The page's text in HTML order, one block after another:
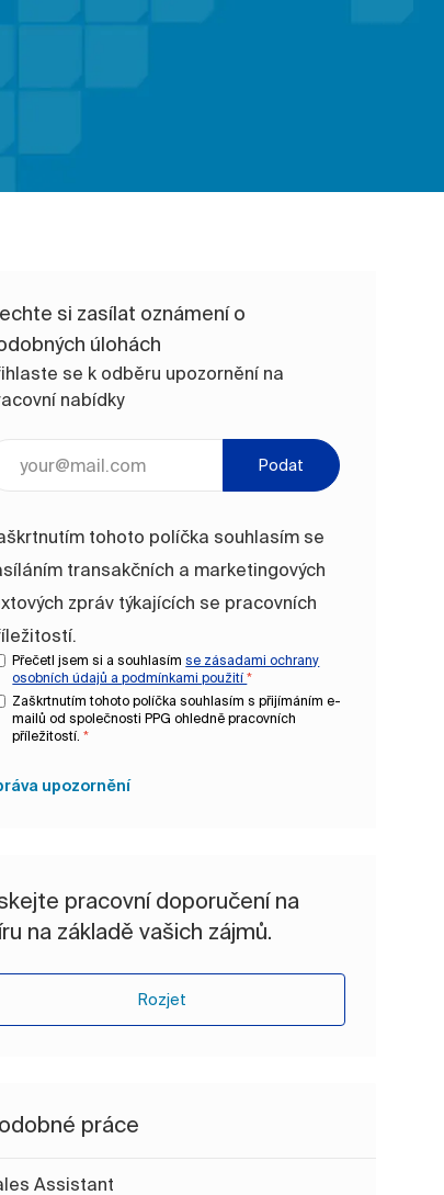
si zasílat oznámení o
úlohách
se k odběru upozornění na
nabídky
tohoto políčka souhlasím se
transakčních a marketingových
zpráv týkajících se pracovních
Přečetl jsem si a souhlasímse zásadami ochrany
osobních údajů apodmínkami použití*
Zaškrtnutím tohoto políčka souhlasím s přijímáním e-
mailů od společnosti PPG ohledně pracovních
příležitostí. *
Podat
upozornění
pracovní doporučení na
na základě vašich zájmů.
Rozjet
práce
Assistant